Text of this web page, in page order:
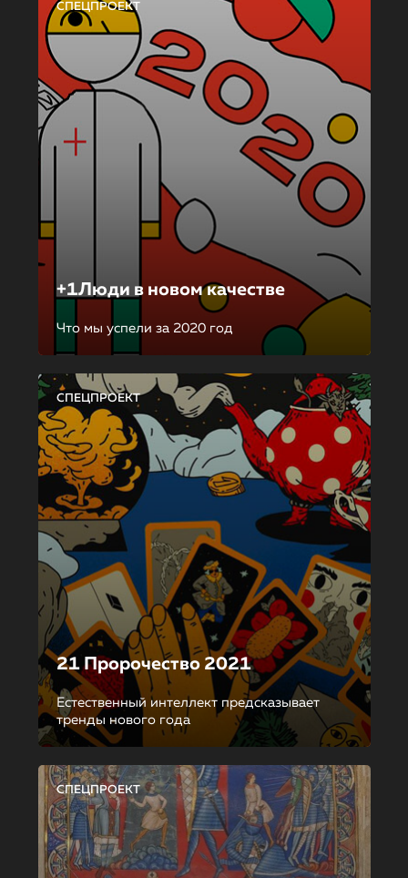
СПЕЦПРОЕКТ
+1Люди в новом качестве
Что мы успели за 2020 год
СПЕЦПРОЕКТ
21 Пророчество 2021
Естественный интеллект предсказывает
тренды нового года
СПЕЦПРОЕКТ